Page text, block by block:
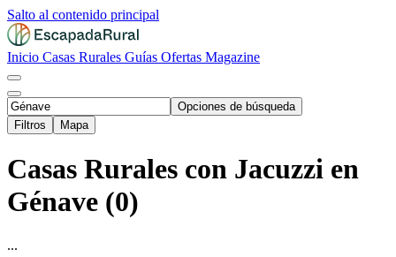
Salto al contenido principal
Inicio Casas Rurales Guías Ofertas Magazine
Opciones de búsqueda
Filtros
Mapa
Casas Rurales con Jacuzzi en
Génave (0)
...